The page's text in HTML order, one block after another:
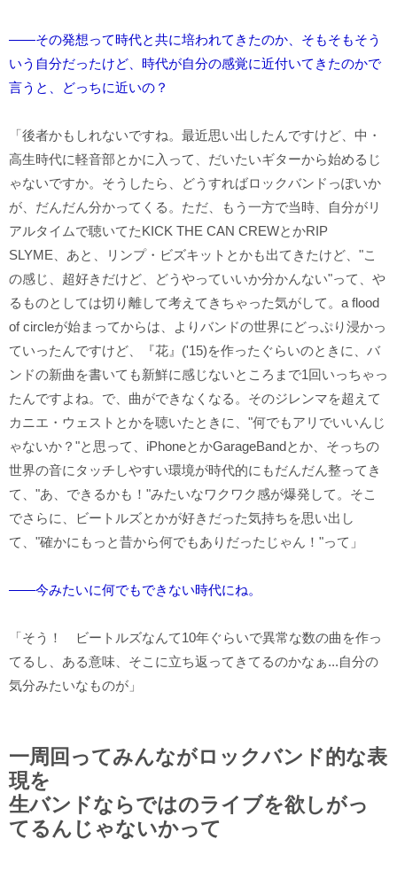
――その発想って時代と共に培われてきたのか、そもそもそう
いう自分だったけど、時代が自分の感覚に近付いてきたのかで
言うと、どっちに近いの？
「後者かもしれないですね。最近思い出したんですけど、中・
高生時代に軽音部とかに入って、だいたいギターから始めるじ
ゃないですか。そうしたら、どうすればロックバンドっぽいか
が、だんだん分かってくる。ただ、もう一方で当時、自分がリ
アルタイムで聴いてたKICK THE CAN CREWとかRIP
SLYME、あと、リンプ・ビズキットとかも出てきたけど、"こ
の感じ、超好きだけど、どうやっていいか分かんない"って、や
るものとしては切り離して考えてきちゃった気がして。a flood
of circleが始まってからは、よりバンドの世界にどっぷり浸かっ
ていったんですけど、『花』('15)を作ったぐらいのときに、バ
ンドの新曲を書いても新鮮に感じないところまで1回いっちゃっ
たんですよね。で、曲ができなくなる。そのジレンマを超えて
カニエ・ウェストとかを聴いたときに、"何でもアリでいいんじ
ゃないか？"と思って、iPhoneとかGarageBandとか、そっちの
世界の音にタッチしやすい環境が時代的にもだんだん整ってき
て、"あ、できるかも！"みたいなワクワク感が爆発して。そこ
でさらに、ビートルズとかが好きだった気持ちを思い出し
て、"確かにもっと昔から何でもありだったじゃん！"って」
――今みたいに何でもできない時代にね。
「そう！ ビートルズなんて10年ぐらいで異常な数の曲を作っ
てるし、ある意味、そこに立ち返ってきてるのかなぁ...自分の
気分みたいなものが」
一周回ってみんながロックバンド的な表
現を
生バンドならではのライブを欲しがっ
てるんじゃないかって